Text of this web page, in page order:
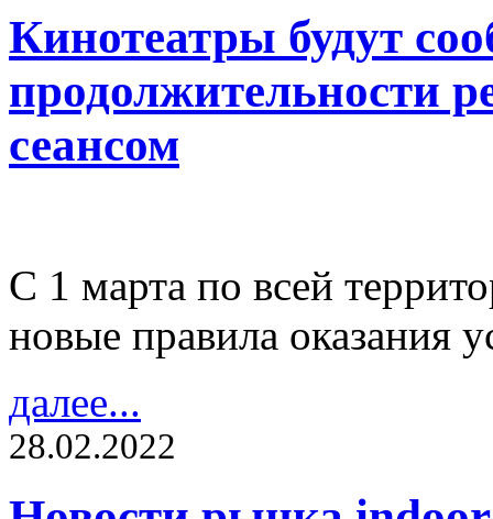
Кинотеатры будут
продолжительности
сеансом
С 1 марта по всей
новые правила оказания
далее...
28.02.2022